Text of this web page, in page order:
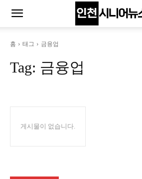
홈 태그 금융업
Tag: 금융업
게시물이 없습니다.